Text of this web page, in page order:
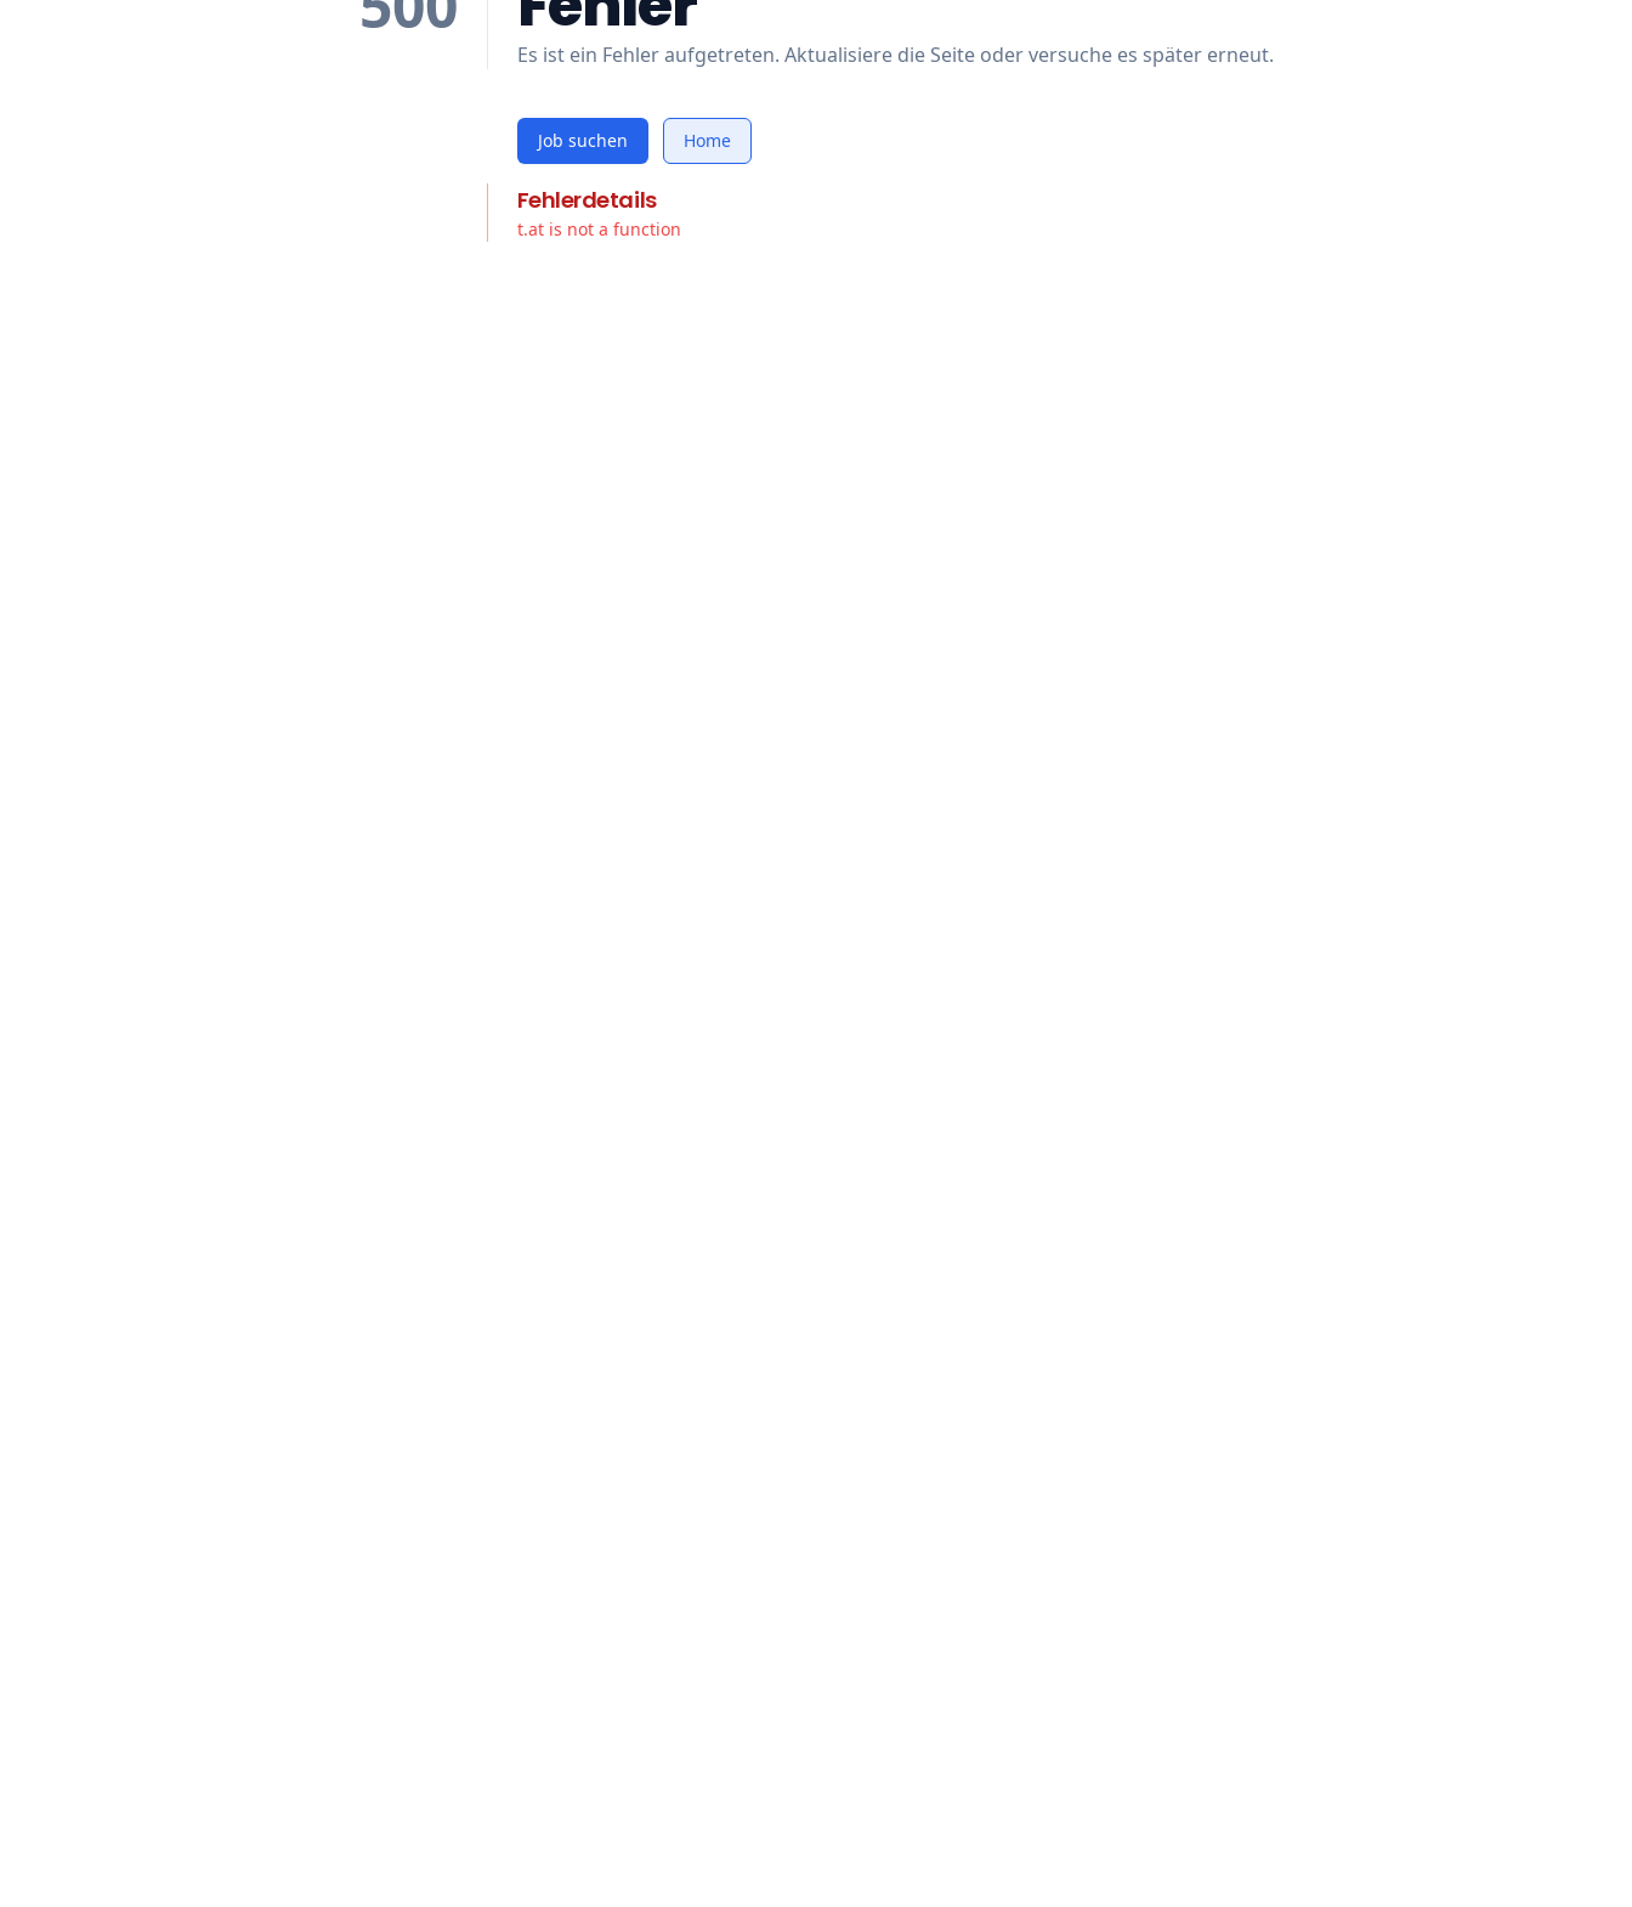
Es ist ein Fehler aufgetreten. Aktualisiere die Seite oder versuche es später erneut.
Job suchen Home
Fehlerdetails
t.at is not a function